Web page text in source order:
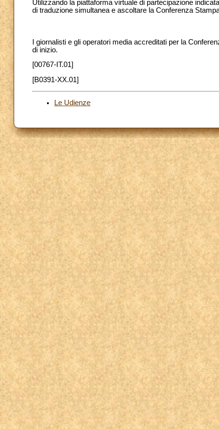
Utilizzando la piattaforma virtuale di partecipazione
di traduzione simultanea e ascoltare la Conferenza
I giornalisti e gli operatori media accreditati per la
di inizio.
[00767-IT.01]
[B0391-XX.01]
Le Udienze